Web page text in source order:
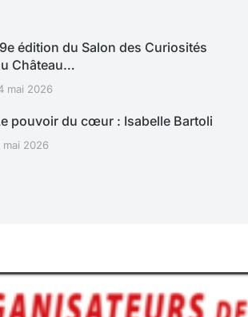
édition du Salon des Curiosités
Château…
mai 2026
pouvoir du cœur : Isabelle Bartoli
mai 2026